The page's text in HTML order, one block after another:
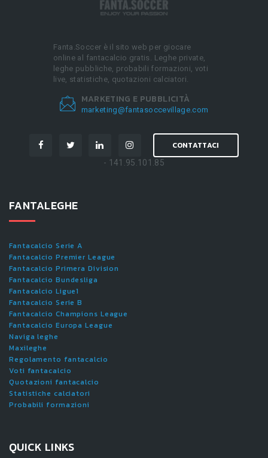
Fanta.Soccer è il sito web per giocare
online al fantacalcio gratis. Leghe private,
leghe pubbliche, probabili formazioni, voti
live, statistiche, quotazioni calciatori.
MARKETING E PUBBLICITÀ
marketing@fantasoccevillage.com
CONTATTACI
- 141.95.101.85
FANTALEGHE
Fantacalcio Serie A
Fantacalcio Premier League
Fantacalcio Primera Division
Fantacalcio Bundesliga
Fantacalcio Ligue1
Fantacalcio Serie B
Fantacalcio Champions League
Fantacalcio Europa League
Naviga leghe
Maxileghe
Regolamento fantacalcio
Voti fantacalcio
Quotazioni fantacalcio
Statistiche calciatori
Probabili formazioni
QUICK LINKS